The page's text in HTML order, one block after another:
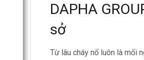
DAPHA
sở
Từ lâu cháy nổ luôn là mối